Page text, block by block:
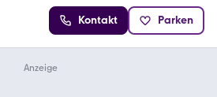
Kontakt Parken